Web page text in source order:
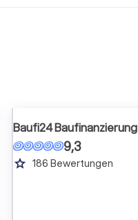
Baufi24 Baufinanzierung
9,3
grade 186 Bewertungen